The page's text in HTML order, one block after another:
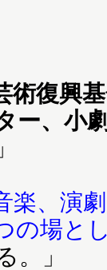
術復興
ー、小
」
楽、演
の場と
。」